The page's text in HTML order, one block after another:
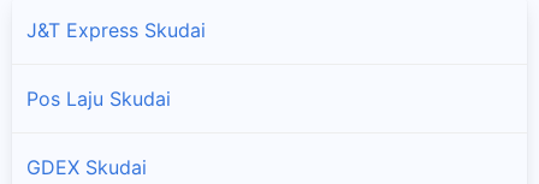
J&T Express Skudai
Pos Laju Skudai
GDEX Skudai